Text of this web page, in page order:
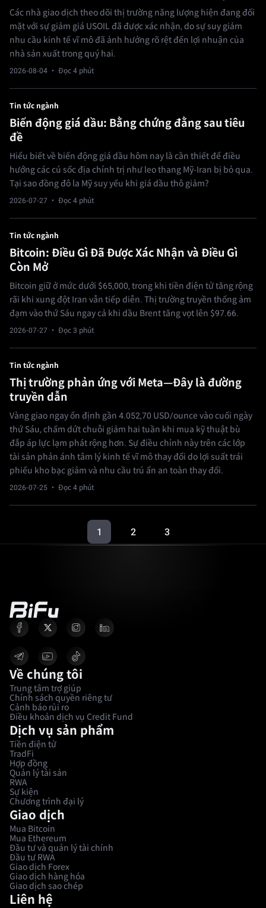
Các nhà giao dịch theo dõi thị trường năng lượng hiện đang đối
mặt với sự giảm giá USOIL đã được xác nhận, do sự suy giảm
nhu cầu kinh tế vĩ mô đã ảnh hưởng rõ rệt đến lợi nhuận của
nhà sản xuất trong quý hai.
2026-08-04 · Đọc 4 phút
Tin tức ngành
Biến động giá dầu: Bằng chứng đằng sau tiêu
đề
Hiểu biết về biến động giá dầu hôm nay là cần thiết để điều
hướng các cú sốc địa chính trị như leo thang Mỹ-Iran bị bỏ qua.
Tại sao đồng đô la Mỹ suy yếu khi giá dầu thô giảm?
2026-07-27 · Đọc 4 phút
Tin tức ngành
Bitcoin: Điều Gì Đã Được Xác Nhận và Điều Gì
Còn Mở
Bitcoin giữ ở mức dưới $65,000, trong khi tiền điện tử tăng rộng
rãi khi xung đột Iran vẫn tiếp diễn. Thị trường truyền thống ảm
đạm vào thứ Sáu ngay cả khi dầu Brent tăng vọt lên $97.66.
2026-07-27 · Đọc 3 phút
Tin tức ngành
Thị trường phản ứng với Meta—Đây là đường
truyền dẫn
Vàng giao ngay ổn định gần 4.052,70 USD/ounce vào cuối ngày
thứ Sáu, chấm dứt chuỗi giảm hai tuần khi mua kỹ thuật bù
đắp áp lực lạm phát rộng hơn. Sự điều chỉnh này trên các lớp
tài sản phản ánh tâm lý kinh tế vĩ mô thay đổi do lợi suất trái
phiếu kho bạc giảm và nhu cầu trú ẩn an toàn thay đổi.
2026-07-25 · Đọc 4 phút
1 2 3
Về chúng tôi
Trung tâm trợ giúp
Chính sách quyền riêng tư
Cảnh báo rủi ro
Điều khoản dịch vụ Credit Fund
Dịch vụ sản phẩm
Tiền điện tử
TradFi
Hợp đồng
Quản lý tài sản
RWA
Sự kiện
Chương trình đại lý
Giao dịch
Mua Bitcoin
Mua Ethereum
Đầu tư và quản lý tài chính
Đầu tư RWA
Giao dịch Forex
Giao dịch hàng hóa
Giao dịch sao chép
Liên hệ